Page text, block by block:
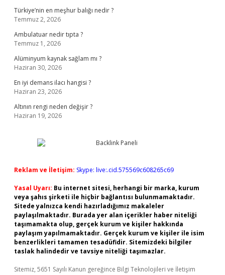
Türkiye’nin en meşhur balığı nedir ?
Temmuz 2, 2026
Ambulatuar nedir tıpta ?
Temmuz 1, 2026
Alüminyum kaynak sağlam mı ?
Haziran 30, 2026
En iyi demans ilacı hangisi ?
Haziran 23, 2026
Altının rengi neden değişir ?
Haziran 19, 2026
Reklam ve İletişim: Skype: live:.cid.575569c608265c69
Yasal Uyarı: Bu internet sitesi, herhangi bir marka, kurum
veya şahıs şirketi ile hiçbir bağlantısı bulunmamaktadır.
Sitede yalnızca kendi hazırladığımız makaleler
paylaşılmaktadır. Burada yer alan içerikler haber niteliği
taşımamakta olup, gerçek kurum ve kişiler hakkında
paylaşım yapılmamaktadır. Gerçek kurum ve kişiler ile isim
benzerlikleri tamamen tesadüfidir. Sitemizdeki bilgiler
taslak halindedir ve tavsiye niteliği taşımazlar.
Sitemiz, 5651 Sayılı Kanun gereğince Bilgi Teknolojileri ve İletişim